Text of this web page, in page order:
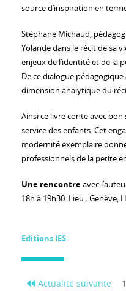
source d’inspiration en
Stéphane Michaud,
Yolande dans le récit de sa
enjeux de l’identité et de la
De ce dialogue
dimension analytique du
Ainsi ce livre conte avec
service des enfants. Cet
modernité exemplaire
professionnels de la petite
Une rencontreavec
18h à 19h30. Lieu : Genève,
Editions IES
Actualité suivante